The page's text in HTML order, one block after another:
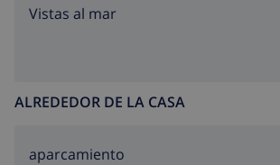
temporada: 01.Ene. - 31.Dic.). En el
parada autobús 3 km, playa de arena
Vistas al mar
ALREDEDOR DE LA CASA
aparcamiento